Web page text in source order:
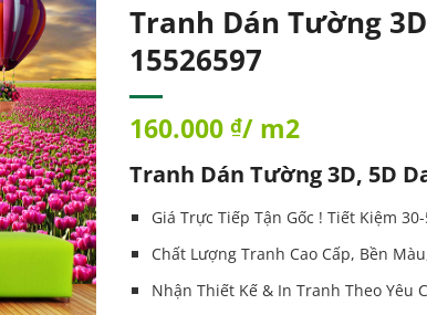
Tranh Dán Tường
15526597
160.000 ₫/ m2
Tranh Dán Tường 3D, 5D
Giá Trực Tiếp Tận Gốc ! Tiết Kiệm
Chất Lượng Tranh Cao Cấp, Bền
Nhận Thiết Kế & In Tranh Theo Yêu